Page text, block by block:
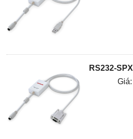
RS232-SPX
Giá: